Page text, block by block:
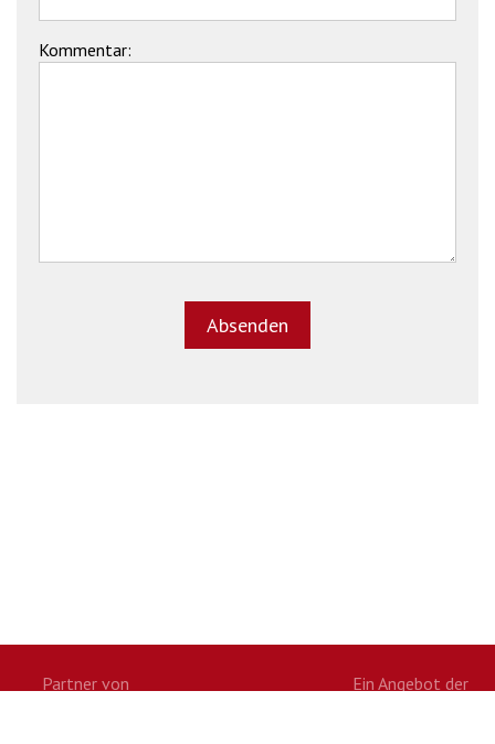
Kommentar:
Partner von Ein Angebot der